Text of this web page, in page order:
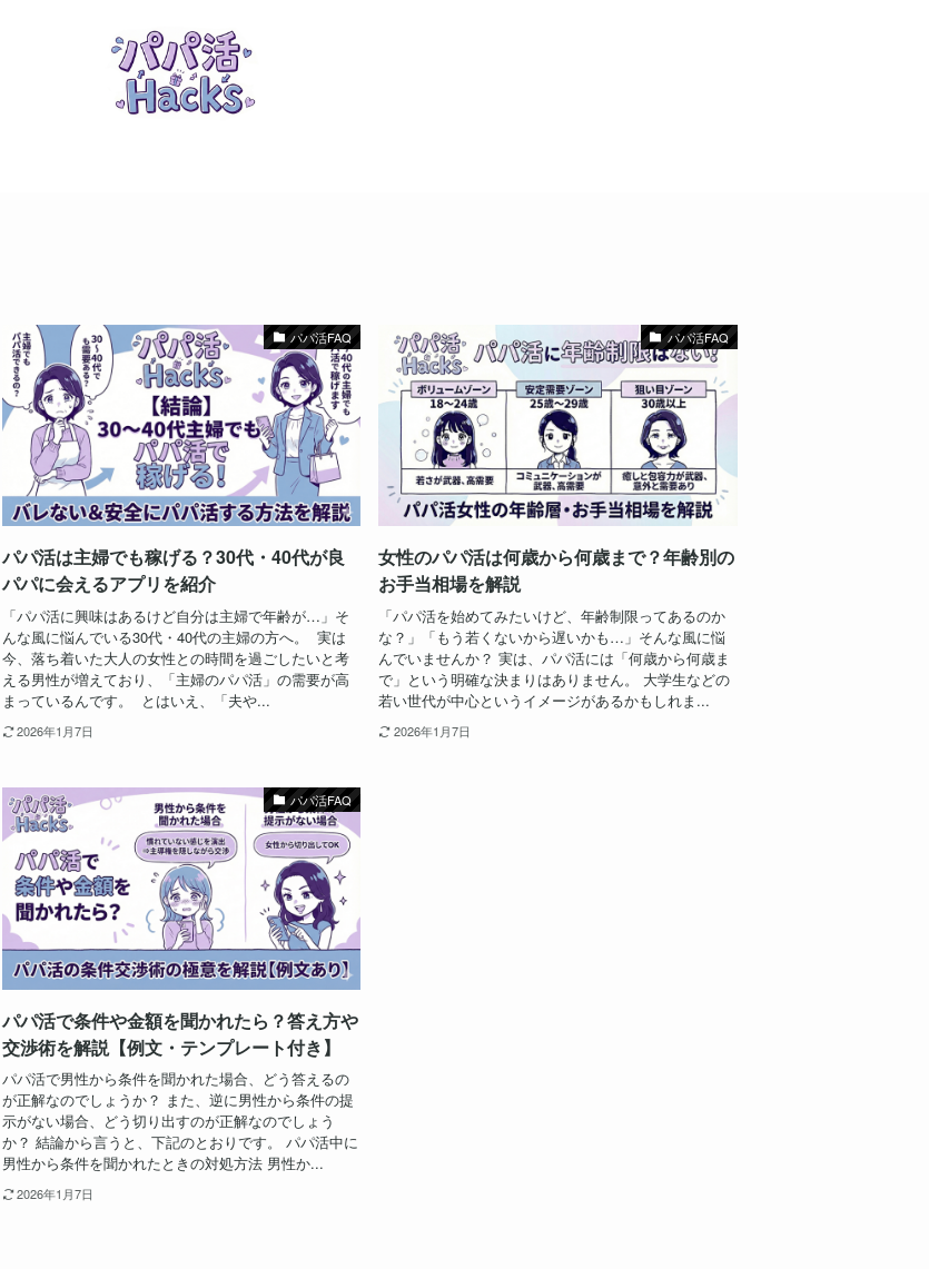
パパ活FAQ
パパ活は主婦でも稼げる？30代・40代が良
パパに会えるアプリを紹介
「パパ活に興味はあるけど自分は主婦で年齢が…」そ
んな風に悩んでいる30代・40代の主婦の方へ。 実は
今、落ち着いた大人の女性との時間を過ごしたいと考
える男性が増えており、「主婦のパパ活」の需要が高
まっているんです。 とはいえ、「夫や...
2026年1月7日
パパ活FAQ
女性のパパ活は何歳から何歳まで？年齢別の
お手当相場を解説
「パパ活を始めてみたいけど、年齢制限ってあるのか
な？」「もう若くないから遅いかも…」そんな風に悩
んでいませんか？ 実は、パパ活には「何歳から何歳ま
で」という明確な決まりはありません。 大学生などの
若い世代が中心というイメージがあるかもしれま...
2026年1月7日
パパ活FAQ
パパ活で条件や金額を聞かれたら？答え方や
交渉術を解説【例文・テンプレート付き】
パパ活で男性から条件を聞かれた場合、どう答えるの
が正解なのでしょうか？ また、逆に男性から条件の提
示がない場合、どう切り出すのが正解なのでしょう
か？ 結論から言うと、下記のとおりです。 パパ活中に
男性から条件を聞かれたときの対処方法 男性か...
2026年1月7日